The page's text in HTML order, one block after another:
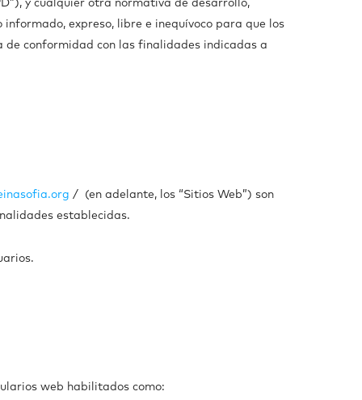
y cualquier otra normativa de desarrollo,
expreso, libre e inequívoco para que los
conformidad con las finalidades indicadas a
/ (en adelante, los “Sitios Web”) son
establecidas.
web habilitados como: